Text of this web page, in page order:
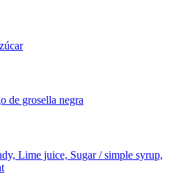
de grosella negra
Lime juice, Sugar / simple syrup,